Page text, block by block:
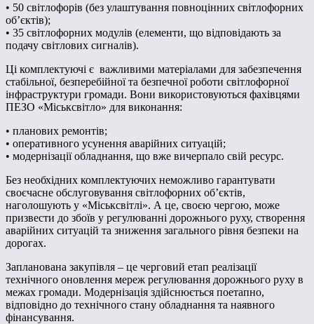
• 50 світлофорів (без улаштування повноцінних світлофорних
об’єктів);
• 35 світлофорних модулів (елементи, що відповідають за
подачу світлових сигналів).
Ці комплектуючі є важливими матеріалами для забезпечення
стабільної, безперебійної та безпечної роботи світлофорної
інфраструктури громади. Вони використовуються фахівцями
ПЕЗО «Міськсвітло» для виконання:
• планових ремонтів;
• оперативного усунення аварійних ситуацій;
• модернізації обладнання, що вже вичерпало свій ресурс.
Без необхідних комплектуючих неможливо гарантувати
своєчасне обслуговування світлофорних об’єктів,
наголошують у «Міськсвітлі». А це, своєю чергою, може
призвести до збоїв у регулюванні дорожнього руху, створення
аварійних ситуацій та зниження загального рівня безпеки на
дорогах.
Запланована закупівля – це черговий етап реалізації
технічного оновлення мереж регулювання дорожнього руху в
межах громади. Модернізація здійснюється поетапно,
відповідно до технічного стану обладнання та наявного
фінансування.